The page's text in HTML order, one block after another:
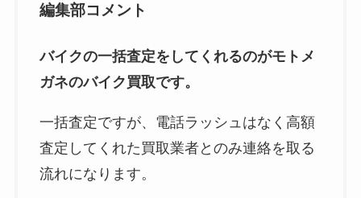
編集部コメント
バイクの一括査定をしてくれるのがモトメ
ガネのバイク買取です。
一括査定ですが、電話ラッシュはなく高額
査定してくれた買取業者とのみ連絡を取る
流れになります。